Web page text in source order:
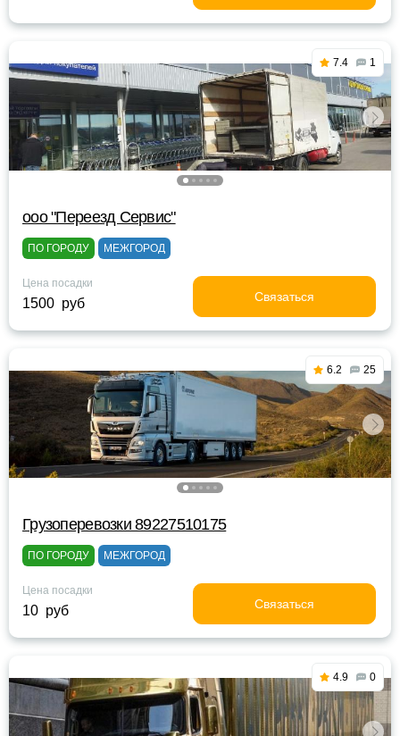
7.4 1
ооо "Переезд Сервис"
ПО ГОРОДУ МЕЖГОРОД
Цена посадки
1500 руб Связаться
6.2 25
Грузоперевозки 89227510175
ПО ГОРОДУ МЕЖГОРОД
Цена посадки
10 руб Связаться
4.9 0